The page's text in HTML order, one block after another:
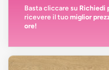
Basta cliccare su Richiedi
ricevere il tuomiglior
ore!